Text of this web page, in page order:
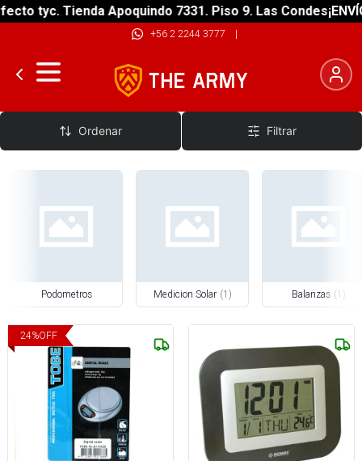
tyc. Tienda Apoquindo 7331. Piso 9. Las Condes
+56 2 2244 3777 |
Instrumentos De Medición
Ordenar Filtrar
Podometros Medicion Solar (1 ) Balanzas (1
24%OFF